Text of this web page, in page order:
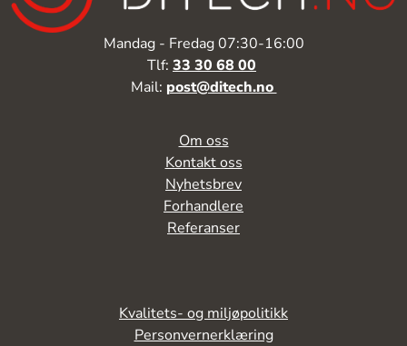
Mandag - Fredag 07:30-16:00
Tlf: 33 30 68 00
Mail: post@ditech.no
Kvalitets- og miljøpolitikk
Personvernerklæring
Om oss
Kontakt oss
Nyhetsbrev
Forhandlere
Referanser